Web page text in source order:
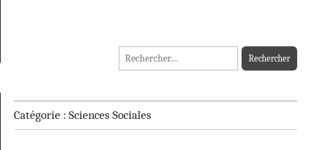
MADININ'ART
Rechercher :
Catégorie : Sciences Sociales